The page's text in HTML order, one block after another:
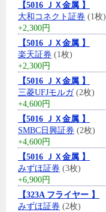
【5016 ＪＸ金属 】
大和コネクト証券 (1枚)
+2,300円
【5016 ＪＸ金属 】
楽天証券 (1枚)
+2,300円
【5016 ＪＸ金属 】
三菱UFJモルガ(2枚)
+4,600円
【5016 ＪＸ金属 】
SMBC日興証券 (2枚)
+4,600円
【5016 ＪＸ金属 】
みずほ証券 (3枚)
+6,900円
【323A フライヤー 】
みずほ証券 (2枚)